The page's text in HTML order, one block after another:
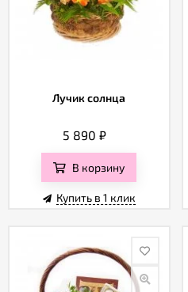
Лучик солнца
5 890 ₽
В корзину
Купить в 1 клик